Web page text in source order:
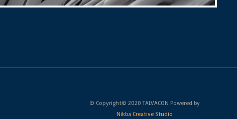
© Copyright© 2020 TALVACON Powered by
Nikba Creative Studio